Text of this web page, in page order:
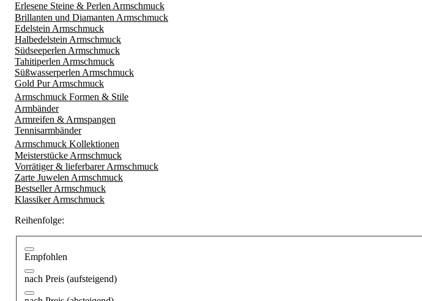
Erlesene Steine & Perlen Armschmuck
Brillanten und Diamanten Armschmuck
Edelstein Armschmuck
Halbedelstein Armschmuck
Südseeperlen Armschmuck
Tahitiperlen Armschmuck
Süßwasserperlen Armschmuck
Gold Pur Armschmuck
Armschmuck Formen & Stile
Armbänder
Armreifen & Armspangen
Tennisarmbänder
Armschmuck Kollektionen
Meisterstücke Armschmuck
Vorrätiger & lieferbarer Armschmuck
Zarte Juwelen Armschmuck
Bestseller Armschmuck
Klassiker Armschmuck
Reihenfolge:
Empfohlen
nach Preis (aufsteigend)